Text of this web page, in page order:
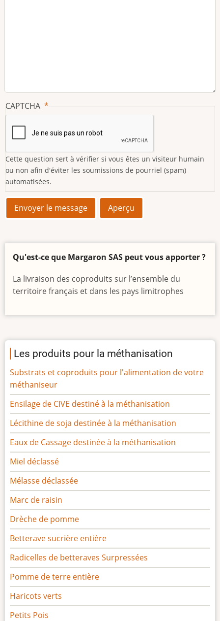
CAPTCHA
Cette question sert à vérifier si vous êtes un visiteur humain
ou non afin d'éviter les soumissions de pourriel (spam)
automatisées.
Qu'est-ce que Margaron SAS peut vous apporter ?
La livraison des coproduits sur l’ensemble du
territoire français et dans les pays limitrophes
Les produits pour la méthanisation
Substrats et coproduits pour l'alimentation de votre
méthaniseur
Ensilage de CIVE destiné à la méthanisation
Lécithine de soja destinée à la méthanisation
Eaux de Cassage destinée à la méthanisation
Miel déclassé
Mélasse déclassée
Marc de raisin
Drèche de pomme
Betterave sucrière entière
Radicelles de betteraves Surpressées
Pomme de terre entière
Haricots verts
Petits Pois